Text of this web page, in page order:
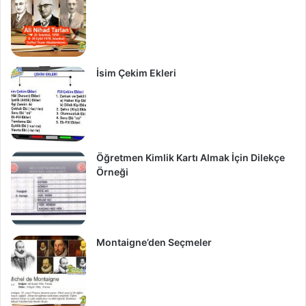
İsim Çekim Ekleri
Öğretmen Kimlik Kartı Almak İçin Dilekçe
Örneği
Montaigne’den Seçmeler